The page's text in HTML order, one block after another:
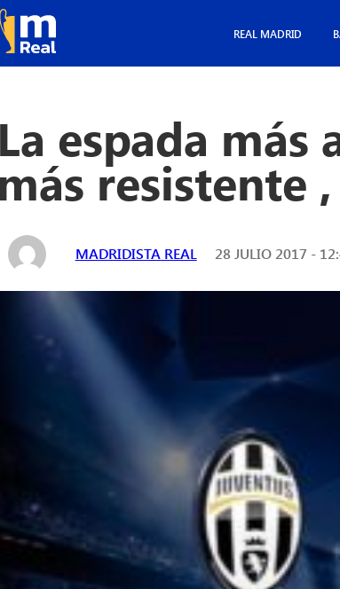
REAL MADRID
La espada
más resistente
MADRIDISTA REAL 28 JULIO 2017 -